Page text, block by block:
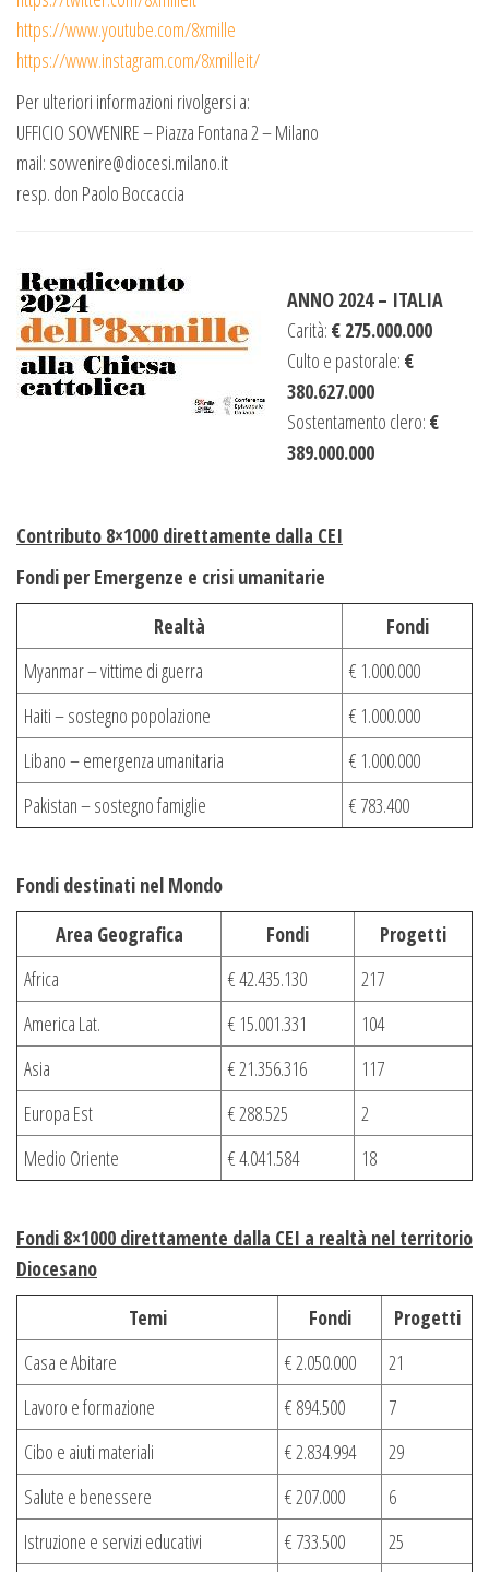
https://www.youtube.com/8xmille
https://www.instagram.com/8xmilleit/
Per ulteriori informazioni rivolgersi a:
UFFICIO SOVVENIRE – Piazza Fontana 2 – Milano
mail: sovvenire@diocesi.milano.it
resp. don Paolo Boccaccia
ANNO 2024 – ITALIA
Carità: € 275.000.000
Culto e pastorale: €
380.627.000
Sostentamento clero: €
389.000.000
Contributo 8×1000 direttamente dalla CEI
Fondi per Emergenze e crisi umanitarie
Realtà
Fondi
Myanmar – vittime di guerra
€ 1.000.000
Haiti – sostegno popolazione
€ 1.000.000
Libano – emergenza umanitaria
€ 1.000.000
Pakistan – sostegno famiglie
€ 783.400
Fondi destinati nel Mondo
Area Geografica
Fondi
Progetti
Africa
€ 42.435.130
217
America Lat.
€ 15.001.331
104
Asia
€ 21.356.316
117
Europa Est
€ 288.525
2
Medio Oriente
€ 4.041.584 18
Fondi 8×1000 direttamente dalla CEI a realtà nel territorio
Diocesano
Temi
Fondi
Progetti
Casa e Abitare
€ 2.050.000
21
Lavoro e formazione
€ 894.500
7
Cibo e aiuti materiali
€ 2.834.994
29
Salute e benessere
€ 207.000
6
Istruzione e servizi educativi
€ 733.500
25